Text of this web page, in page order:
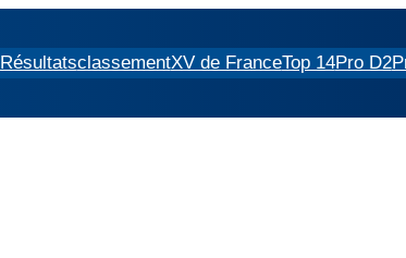
RésultatsclassementXV de FranceTop 14Pro D2